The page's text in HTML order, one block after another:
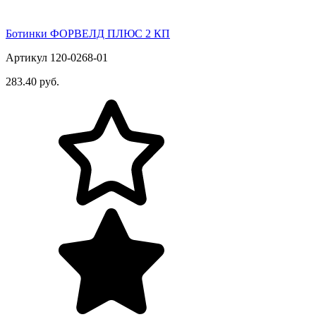
Ботинки ФОРВЕЛД ПЛЮС 2 КП
Артикул 120-0268-01
283.40 руб.